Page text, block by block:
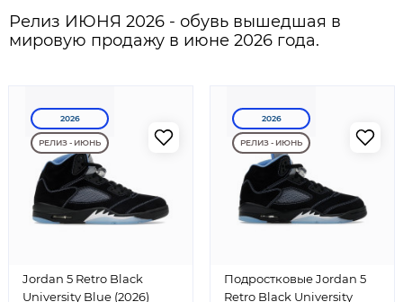
Релиз ИЮНЯ 2026 - обувь вышедшая в
мировую продажу в июне 2026 года.
2026
РЕЛИЗ - ИЮНЬ
Jordan 5 Retro Black
University Blue (2026)
2026
РЕЛИЗ - ИЮНЬ
Подростковые Jordan 5
Retro Black University